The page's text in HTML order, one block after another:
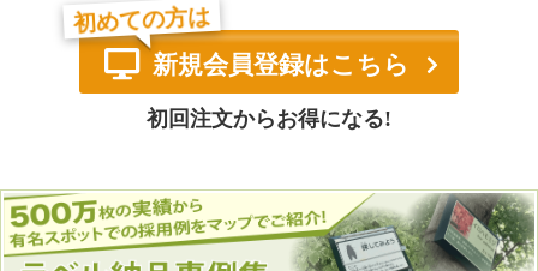
初めての方は
新規会員登録はこちら
初回注文からお得になる!